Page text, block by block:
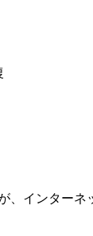
、インター